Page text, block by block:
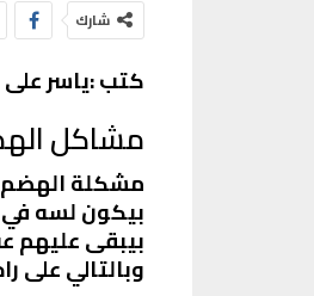
شارك
كتب :ياسر على
مشاكل
مشكلة الهضم
بيكون لسه في
بيبقى عليهم
وبالتالي على